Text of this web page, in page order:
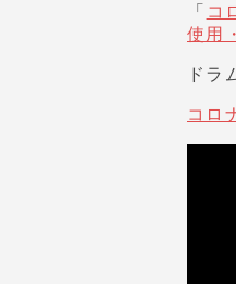
「 コ
使用
ドラ
コロ